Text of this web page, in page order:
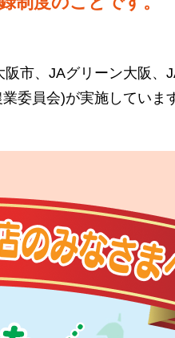
市、JAグリーン大阪、
委員会)が実施していま